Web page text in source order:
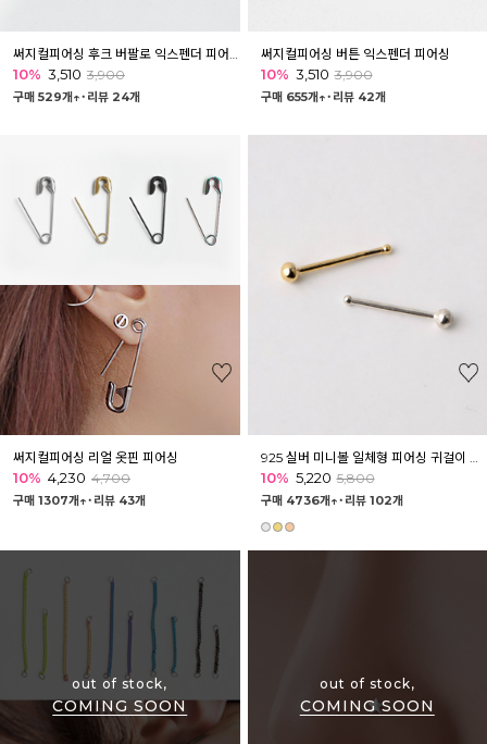
써지컬피어싱 후크 버팔로 익스펜더 피어싱
10% 3,510 3,900
구매 529개↑˙ 리뷰 24개
써지컬피어싱 버튼 익스펜더 피어싱
10% 3,510 3,900
구매 655개↑˙ 리뷰 42개
써지컬피어싱 리얼 옷핀 피어싱
10% 4,230 4,700
구매 1307개↑˙ 리뷰 43개
10% 5,220 5,800
구매 4736개↑˙ 리뷰 102개
out of stock,
COMING SOON
out of stock,
COMING SOON